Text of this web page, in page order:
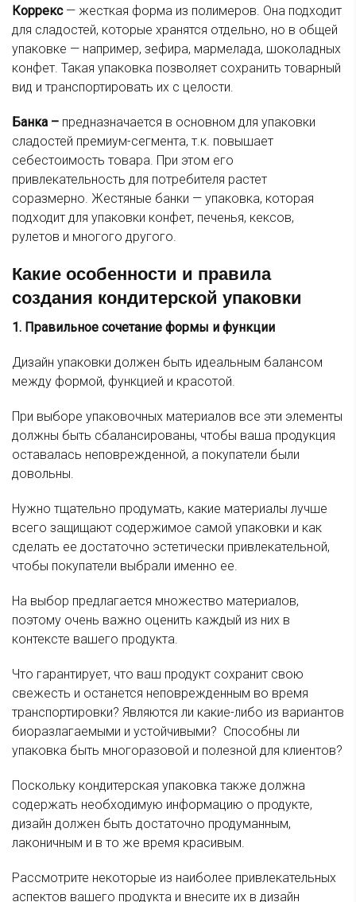
Коррекс— жесткая форма из полимеров. Она подходит
для сладостей, которые хранятся отдельно, но в общей
упаковке — например, зефира, мармелада, шоколадных
конфет. Такая упаковка позволяет сохранить товарный
вид и транспортировать их с целости.
Банка – предназначается в основном для упаковки
сладостей премиум-сегмента, т.к. повышает
себестоимость товара. При этом его
привлекательность для потребителя растет
соразмерно. Жестяные банки — упаковка, которая
подходит для упаковки конфет, печенья, кексов,
рулетов и многого другого.
Какие особенности и правила
создания кондитерской упаковки
1. Правильное сочетание формы и функции
Дизайн упаковки должен быть идеальным балансом
между формой, функцией и красотой.
При выборе упаковочных материалов все эти элементы
должны быть сбалансированы, чтобы ваша продукция
оставалась неповрежденной, а покупатели были
довольны.
Нужно тщательно продумать, какие материалы лучше
всего защищают содержимое самой упаковки и как
сделать ее достаточно эстетически привлекательной,
чтобы покупатели выбрали именно ее.
На выбор предлагается множество материалов,
поэтому очень важно оценить каждый из них в
контексте вашего продукта.
Что гарантирует, что ваш продукт сохранит свою
свежесть и останется неповрежденным во время
транспортировки? Являются ли какие-либо из вариантов
биоразлагаемыми и устойчивыми? Способны ли
упаковка быть многоразовой и полезной для клиентов?
Поскольку кондитерская упаковка также должна
содержать необходимую информацию о продукте,
дизайн должен быть достаточно продуманным,
лаконичным и в то же время красивым.
Рассмотрите некоторые из наиболее привлекательных
аспектов вашего продукта и внесите их в дизайн